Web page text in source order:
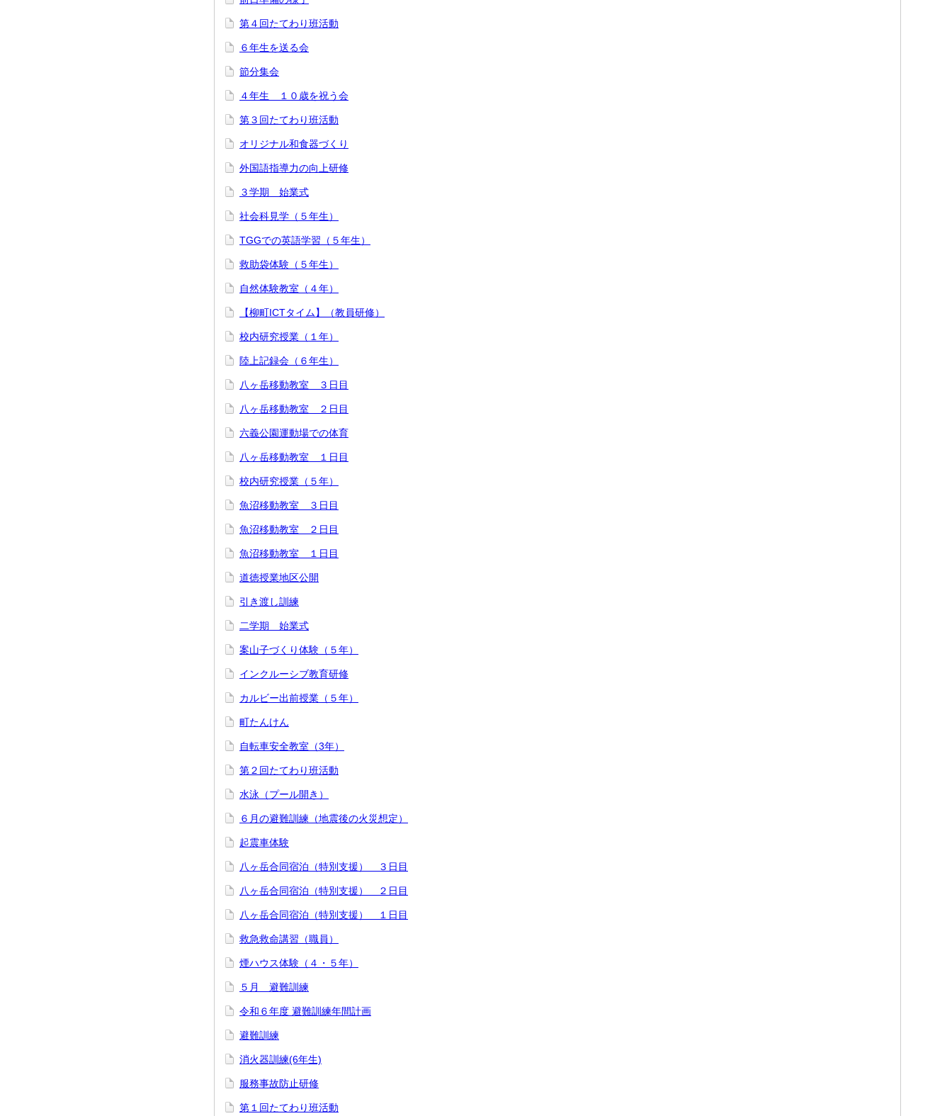
第４回たてわり班活動
６年生を送る会
節分集会
４年生 １０歳を祝う会
第３回たてわり班活動
オリジナル和食器づくり
外国語指導力の向上研修
３学期 始業式
社会科見学（５年生）
TGGでの英語学習（５年生）
救助袋体験（５年生）
自然体験教室（４年）
【柳町ICTタイム】（教員研修）
校内研究授業（１年）
陸上記録会（６年生）
八ヶ岳移動教室 ３日目
八ヶ岳移動教室 ２日目
六義公園運動場での体育
八ヶ岳移動教室 １日目
校内研究授業（５年）
魚沼移動教室 ３日目
魚沼移動教室 ２日目
魚沼移動教室 １日目
道徳授業地区公開
引き渡し訓練
二学期 始業式
案山子づくり体験（５年）
インクルーシブ教育研修
カルビー出前授業（５年）
町たんけん
自転車安全教室（3年）
第２回たてわり班活動
水泳（プール開き）
６月の避難訓練（地震後の火災想定）
起震車体験
八ヶ岳合同宿泊（特別支援） ３日目
八ヶ岳合同宿泊（特別支援） ２日目
八ヶ岳合同宿泊（特別支援） １日目
救急救命講習（職員）
煙ハウス体験（４・５年）
５月 避難訓練
令和６年度 避難訓練年間計画
避難訓練
消火器訓練(6年生)
服務事故防止研修
第１回たてわり班活動